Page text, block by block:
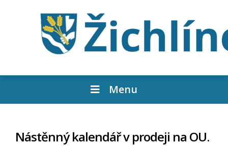
Menu
Nástěnný kalendář v prodeji na OU.